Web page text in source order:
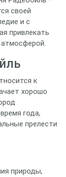
своей
и с
привлекать
к
хорошо
года,
прелести
природы,